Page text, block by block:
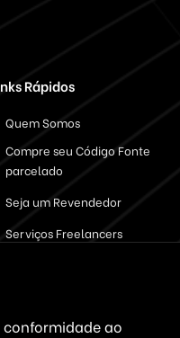
Rápidos
Quem Somos
Compre seu Código Fonte
parcelado
Seja um Revendedor
Serviços Freelancers
Politica de Privacidade
ao